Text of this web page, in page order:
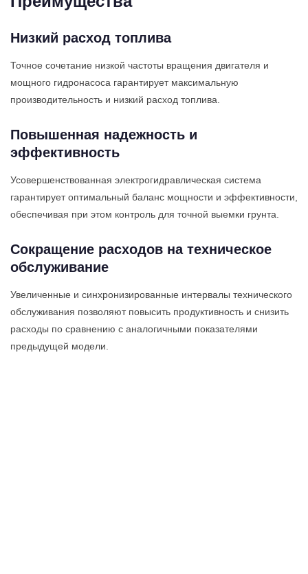
Низкий расход топлива
Точное сочетание низкой частоты вращения двигателя и
мощного гидронасоса гарантирует максимальную
производительность и низкий расход топлива.
Повышенная надежность и
эффективность
Усовершенствованная электрогидравлическая система
гарантирует оптимальный баланс мощности и эффективности,
обеспечивая при этом контроль для точной выемки грунта.
Сокращение расходов на техническое
обслуживание
Увеличенные и синхронизированные интервалы технического
обслуживания позволяют повысить продуктивность и снизить
расходы по сравнению с аналогичными показателями
предыдущей модели.